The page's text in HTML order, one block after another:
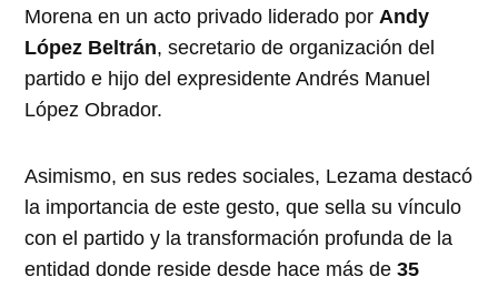
Morena en un acto privado liderado por Andy
López Beltrán, secretario de organización del
partido e hijo del expresidente Andrés Manuel
López Obrador.
Asimismo, en sus redes sociales, Lezama destacó
la importancia de este gesto, que sella su vínculo
con el partido y la transformación profunda de la
entidad donde reside desde hace más de 35